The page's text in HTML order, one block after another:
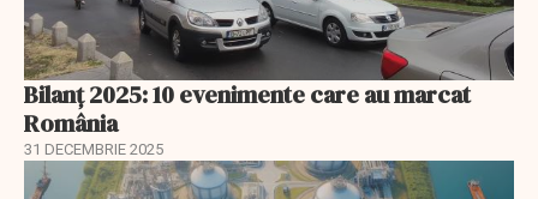
Bilanț 2025: 10 evenimente care au marcat
România
31 DECEMBRIE 2025